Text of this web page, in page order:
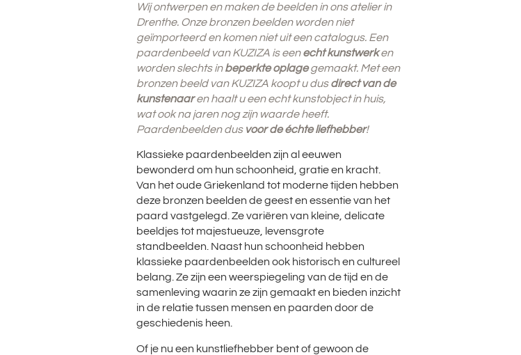
Wij ontwerpen en maken de beelden in ons atelier in
Drenthe. Onze bronzen beelden worden niet
geïmporteerd en komen niet uit een catalogus. Een
paardenbeeld van KUZIZA is eenecht kunstwerken
worden slechts inbeperkte oplagegemaakt. Met een
bronzen beeld van KUZIZA koopt u dusdirect van de
kunstenaaren haalt u een echt kunstobject in huis,
wat ook na jaren nog zijn waarde heeft.
Paardenbeelden dus voor de échte liefhebber!
Klassieke paardenbeelden zijn al eeuwen
bewonderd om hun schoonheid, gratie en kracht.
Van het oude Griekenland tot moderne tijden hebben
deze bronzen beelden de geest en essentie van het
paard vastgelegd. Ze variëren van kleine, delicate
beeldjes tot majestueuze, levensgrote
standbeelden. Naast hun schoonheid hebben
klassieke paardenbeelden ook historisch en cultureel
belang. Ze zijn een weerspiegeling van de tijd en de
samenleving waarin ze zijn gemaakt en bieden inzicht
in de relatie tussen mensen en paarden door de
geschiedenis heen.
Of je nu een kunstliefhebber bent of gewoon de